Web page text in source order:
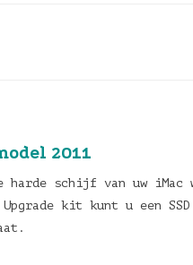
2011
schijf van uw iMac
Upgrade kit kunt u een